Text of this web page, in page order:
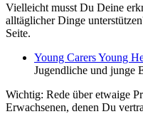
Vielleicht musst Du Deine
alltäglicher Dinge
Seite.
Young Carers Young
Jugendliche und junge
Wichtig: Rede über etwaige
Erwachsenen, denen Du